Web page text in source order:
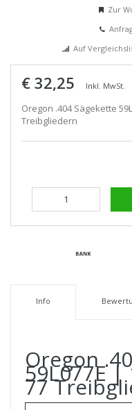
Zur
Auf
€ 32,25 Inkl. MwSt.
Oregon .404 Sägekette
Treibgliedern
Info
Oregon
59L077E
77